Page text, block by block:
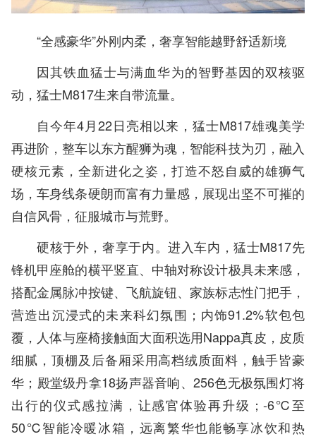
“全感豪华”外刚内柔，奢享智能越野舒适新境
因其铁血猛士与满血华为的智野基因的双核驱
动，猛士M817生来自带流量。
自今年4月22日亮相以来，猛士M817雄魂美学
再进阶，整车以东方醒狮为魂，智能科技为刃，融入
硬核元素，全新进化之姿，打造不怒自威的雄狮气
场，车身线条硬朗而富有力量感，展现出坚不可摧的
自信风骨，征服城市与荒野。
硬核于外，奢享于内。进入车内，猛士M817先
锋机甲座舱的横平竖直、中轴对称设计极具未来感，
搭配金属脉冲按键、飞航旋钮、家族标志性门把手，
营造出沉浸式的未来科幻氛围；内饰91.2%软包包
覆，人体与座椅接触面大面积选用Nappa真皮，皮质
细腻，顶棚及后备厢采用高档绒质面料，触手皆豪
华；殿堂级丹拿18扬声器音响、256色无极氛围灯将
出行的仪式感拉满，让感官体验再升级；-6℃至
50℃智能冷暖冰箱，远离繁华也能畅享冰饮和热